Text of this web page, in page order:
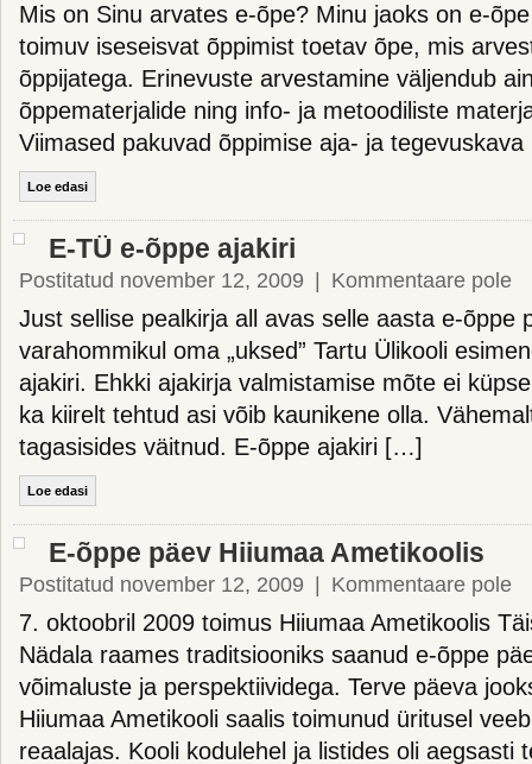
Mis on Sinu arvates e-õpe? Minu jaoks on e-
toimuv iseseisvat õppimist toetav õpe, mis
õppijatega. Erinevuste arvestamine väljendub
õppematerjalide ning info- ja metoodiliste
Viimased pakuvad õppimise aja- ja
Loe edasi
E-TÜ e-õppe ajakiri
Postitatud november 12, 2009 Kommentaare pole
Just sellise pealkirja all avas selle aasta e-õppe
varahommikul oma „uksed” Tartu Ülikooli
ajakiri. Ehkki ajakirja valmistamise mõte ei
ka kiirelt tehtud asi võib kaunikene olla.
tagasisides väitnud. E-õppe ajakiri […]
Loe edasi
E-õppe päev Hiiumaa Ametikoolis
Postitatud november 12, 2009 Kommentaare pole
7. oktoobril 2009 toimus Hiiumaa Ametikoolis
Nädala raames traditsiooniks saanud e-õppe
võimaluste ja perspektiividega. Terve päeva
Hiiumaa Ametikooli saalis toimunud üritusel
reaalajas. Kooli kodulehel ja listides oli aegsasti